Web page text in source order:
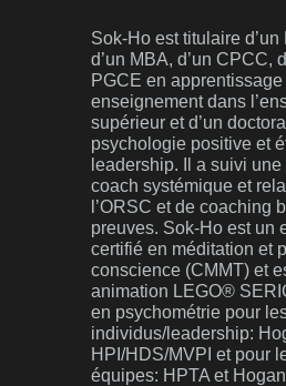
Sok-Ho est titulaire d’un
d’un MBA, d’un CPCC,
PGCE en apprentissage
enseignement dans
supérieur et d’un
psychologie positive et
leadership. Il a suivi
coach systémique et
l’ORSC et de coaching
preuves. Sok-Ho est un
certifié en méditation et
conscience (CMMT) et
animation LEGO®
en psychométrie pour
individus/leadership:
HPI/HDS/MVPI et pour
équipes: HPTA et